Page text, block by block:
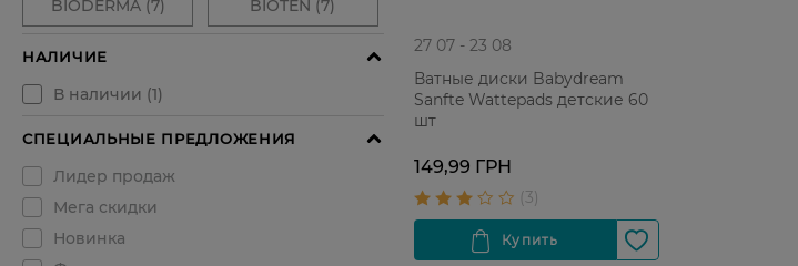
27 07 - 23 08
Ватные диски Babydream
Sanfte Wattepads детские 60
шт
149,99 ГРН